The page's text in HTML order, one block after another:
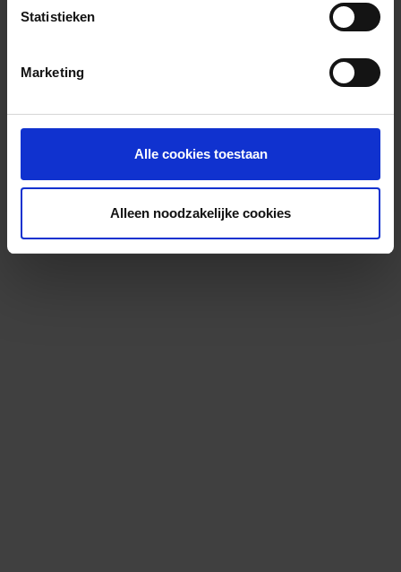
Statistieken
Marketing
Alle cookies toestaan
Alleen noodzakelijke cookies